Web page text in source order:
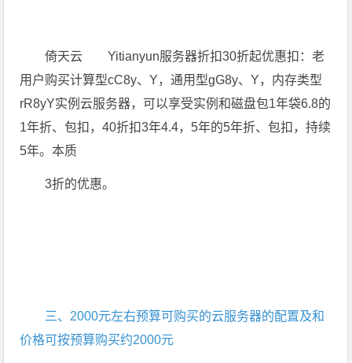
倚天云 Yitianyun服务器折扣30折起优惠扣：老
用户购买计算型cC8y、Y，通用型gG8y、Y，内存类型
rR8yY实例云服务器，可以享受实例和磁盘包1年袋6.8的
1年折、包扣，40折扣3年4.4，5年的5年折、包扣，持续
5年。本质
3折的优惠。
三、2000元左右预算可购买的云服务器的配置及和
价格可按预算购买约2000元